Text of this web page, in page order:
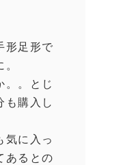
形足形で
。。とじ
も購入し
気に入っ
あるとの